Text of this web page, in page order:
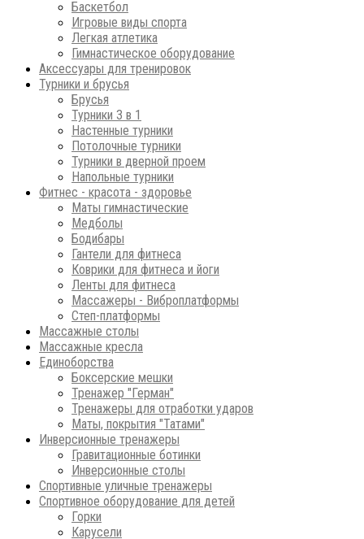
Баскетбол
Игровые виды спорта
Легкая атлетика
Гимнастическое оборудование
Аксессуары для тренировок
Турники и брусья
Брусья
Турники 3 в 1
Настенные турники
Потолочные турники
Турники в дверной проем
Напольные турники
Фитнес - красота - здоровье
Маты гимнастические
Медболы
Бодибары
Гантели для фитнеса
Коврики для фитнеса и йоги
Ленты для фитнеса
Массажеры - Виброплатформы
Степ-платформы
Массажные столы
Массажные кресла
Единоборства
Боксерские мешки
Тренажер "Герман"
Тренажеры для отработки ударов
Маты, покрытия "Татами"
Инверсионные тренажеры
Гравитационные ботинки
Инверсионные столы
Спортивные уличные тренажеры
Спортивное оборудование для детей
Горки
Карусели